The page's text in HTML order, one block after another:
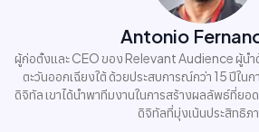
Antonio
ผู้ก่อตั้งและ CEO ของ Relevant Audience ผู้นำ
ตะวันออกเฉียงใต้ ด้วยประสบการณ์กว่า 15 ปีใ
ดิจิทัล เขาได้นำพาทีมงานในการสร้างผลลัพธ์ที่ยอ
ดิจิทัลที่มุ่งเน้นประสิทธิภ